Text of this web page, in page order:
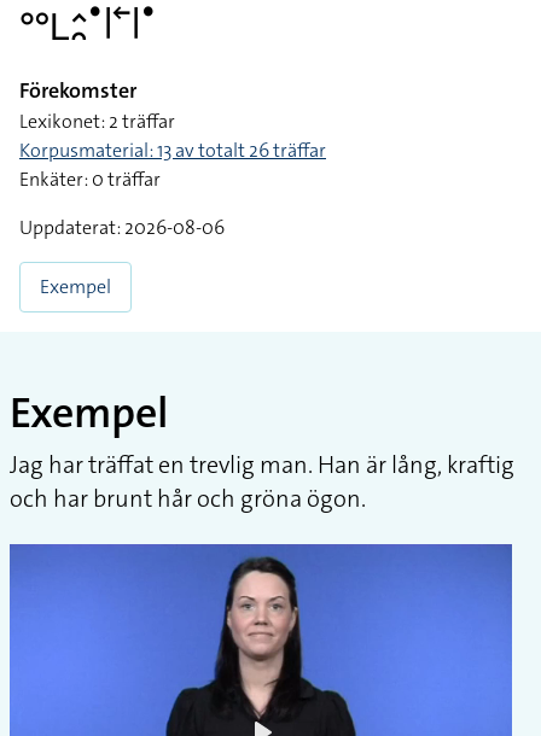
􌤄􌥈􌤵􌥘􌤟􌥼􌥢􌥼􌤟
Förekomster
Lexikonet: 2 träffar
Korpusmaterial: 13 av totalt 26 träffar
Enkäter: 0 träffar
Uppdaterat: 2026-08-06
Exempel
Exempel
Jag har träffat en trevlig man. Han är lång, kraftig
och har brunt hår och gröna ögon.